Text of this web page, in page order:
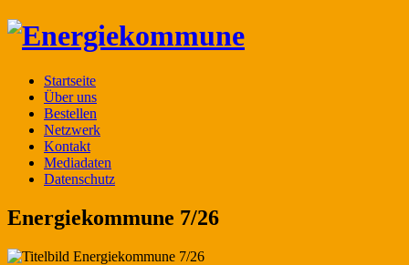
Startseite
Über uns
Bestellen
Netzwerk
Kontakt
Mediadaten
Datenschutz
Energiekommune 7/26